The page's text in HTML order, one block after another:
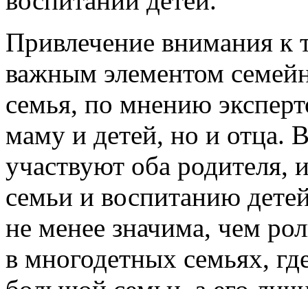
Привлечение внимания к
важным элементом
семья, по мнению
маму и детей, но и отца.
участвуют оба родителя,
семьи и воспитанию
не менее значима, чем
в многодетных семьях,